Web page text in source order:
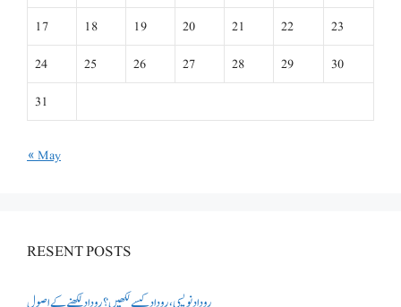
17
18 19 20 21 22
23
24
25 26 27 28 29
30
31
« May
RESENT POSTS
روداد نویسی ،روداد کیسے لکھیں؟ روداد لکھنے کے اصول